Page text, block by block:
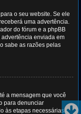
o seu website. Se ele
uma advertência.
do fórum e a phpBB
enviada em
sabe as razões pelas
a mensagem que você
para denunciar
às etapas necessárias